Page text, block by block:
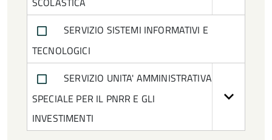
SERVIZIO SISTEMI INFORMATIVI E
TECNOLOGICI
SERVIZIO UNITA' AMMINISTRATIVA
SPECIALE PER IL PNRR E GLI
INVESTIMENTI